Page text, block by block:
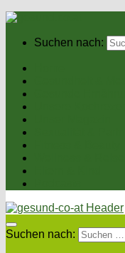
Suchen nach:
Suchen nach: